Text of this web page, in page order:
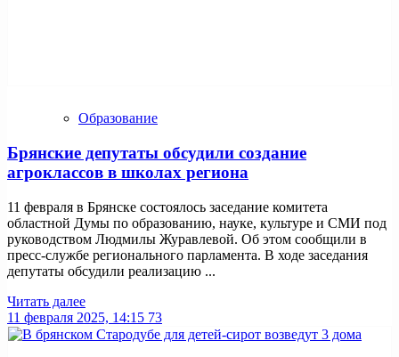
Образование
Брянские депутаты обсудили создание
агроклассов в школах региона
11 февраля в Брянске состоялось заседание комитета
областной Думы по образованию, науке, культуре и СМИ под
руководством Людмилы Журавлевой. Об этом сообщили в
пресс-службе регионального парламента. В ходе заседания
депутаты обсудили реализацию ...
Читать далее
11 февраля 2025, 14:15 73